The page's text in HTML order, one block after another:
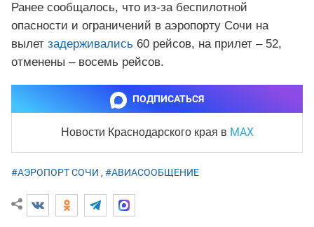
Ранее сообщалось, что из-за беспилотной
опасности и ограничений в аэропорту Сочи на
вылет задерживались 60 рейсов, на прилет – 52,
отменены – восемь рейсов.
ПОДПИСАТЬСЯ
Новости Краснодарского края в MAX
#АЭРОПОРТ СОЧИ , #АВИАСООБЩЕНИЕ